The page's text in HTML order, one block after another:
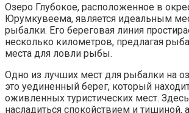
Озеро Глубокое, расположенное в
Юрумкувеема, является идеальным
рыбалки. Его береговая линия
несколько километров, предлагая
места для ловли рыбы.
Одно из лучших мест для рыбалки на
это уединенный берег, который
оживленных туристических мест.
насладиться спокойствием и тишиной,